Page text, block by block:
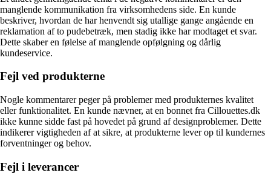
manglende kommunikation fra virksomhedens side. En kunde
beskriver, hvordan de har henvendt sig utallige gange angående en
reklamation af to pudebetræk, men stadig ikke har modtaget et svar.
Dette skaber en følelse af manglende opfølgning og dårlig
kundeservice.
Fejl ved produkterne
Nogle kommentarer peger på problemer med produkternes kvalitet
eller funktionalitet. En kunde nævner, at en bonnet fra Cillouettes.dk
ikke kunne sidde fast på hovedet på grund af designproblemer. Dette
indikerer vigtigheden af at sikre, at produkterne lever op til kundernes
forventninger og behov.
Fejl i leverancer